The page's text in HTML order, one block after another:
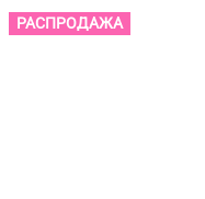
РАСПРОДАЖА